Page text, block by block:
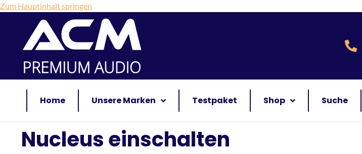
Zum Hauptinhalt springen
Home Unsere Marken Testpaket Shop Suche
Nucleus einschalten